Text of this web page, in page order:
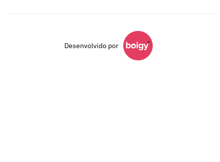
Desenvolvido por